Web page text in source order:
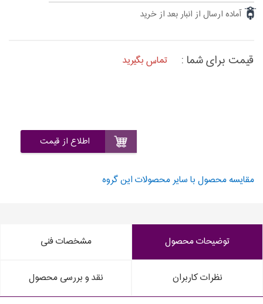
آماده ارسال از انبار بعد از خرید
قیمت برای شما : تماس بگیرید
اطلاع از قیمت
مقایسه محصول با سایر محصولات این گروه
توضیحات محصول مشخصات فنی
نظرات کاربران نقد و بررسی محصول